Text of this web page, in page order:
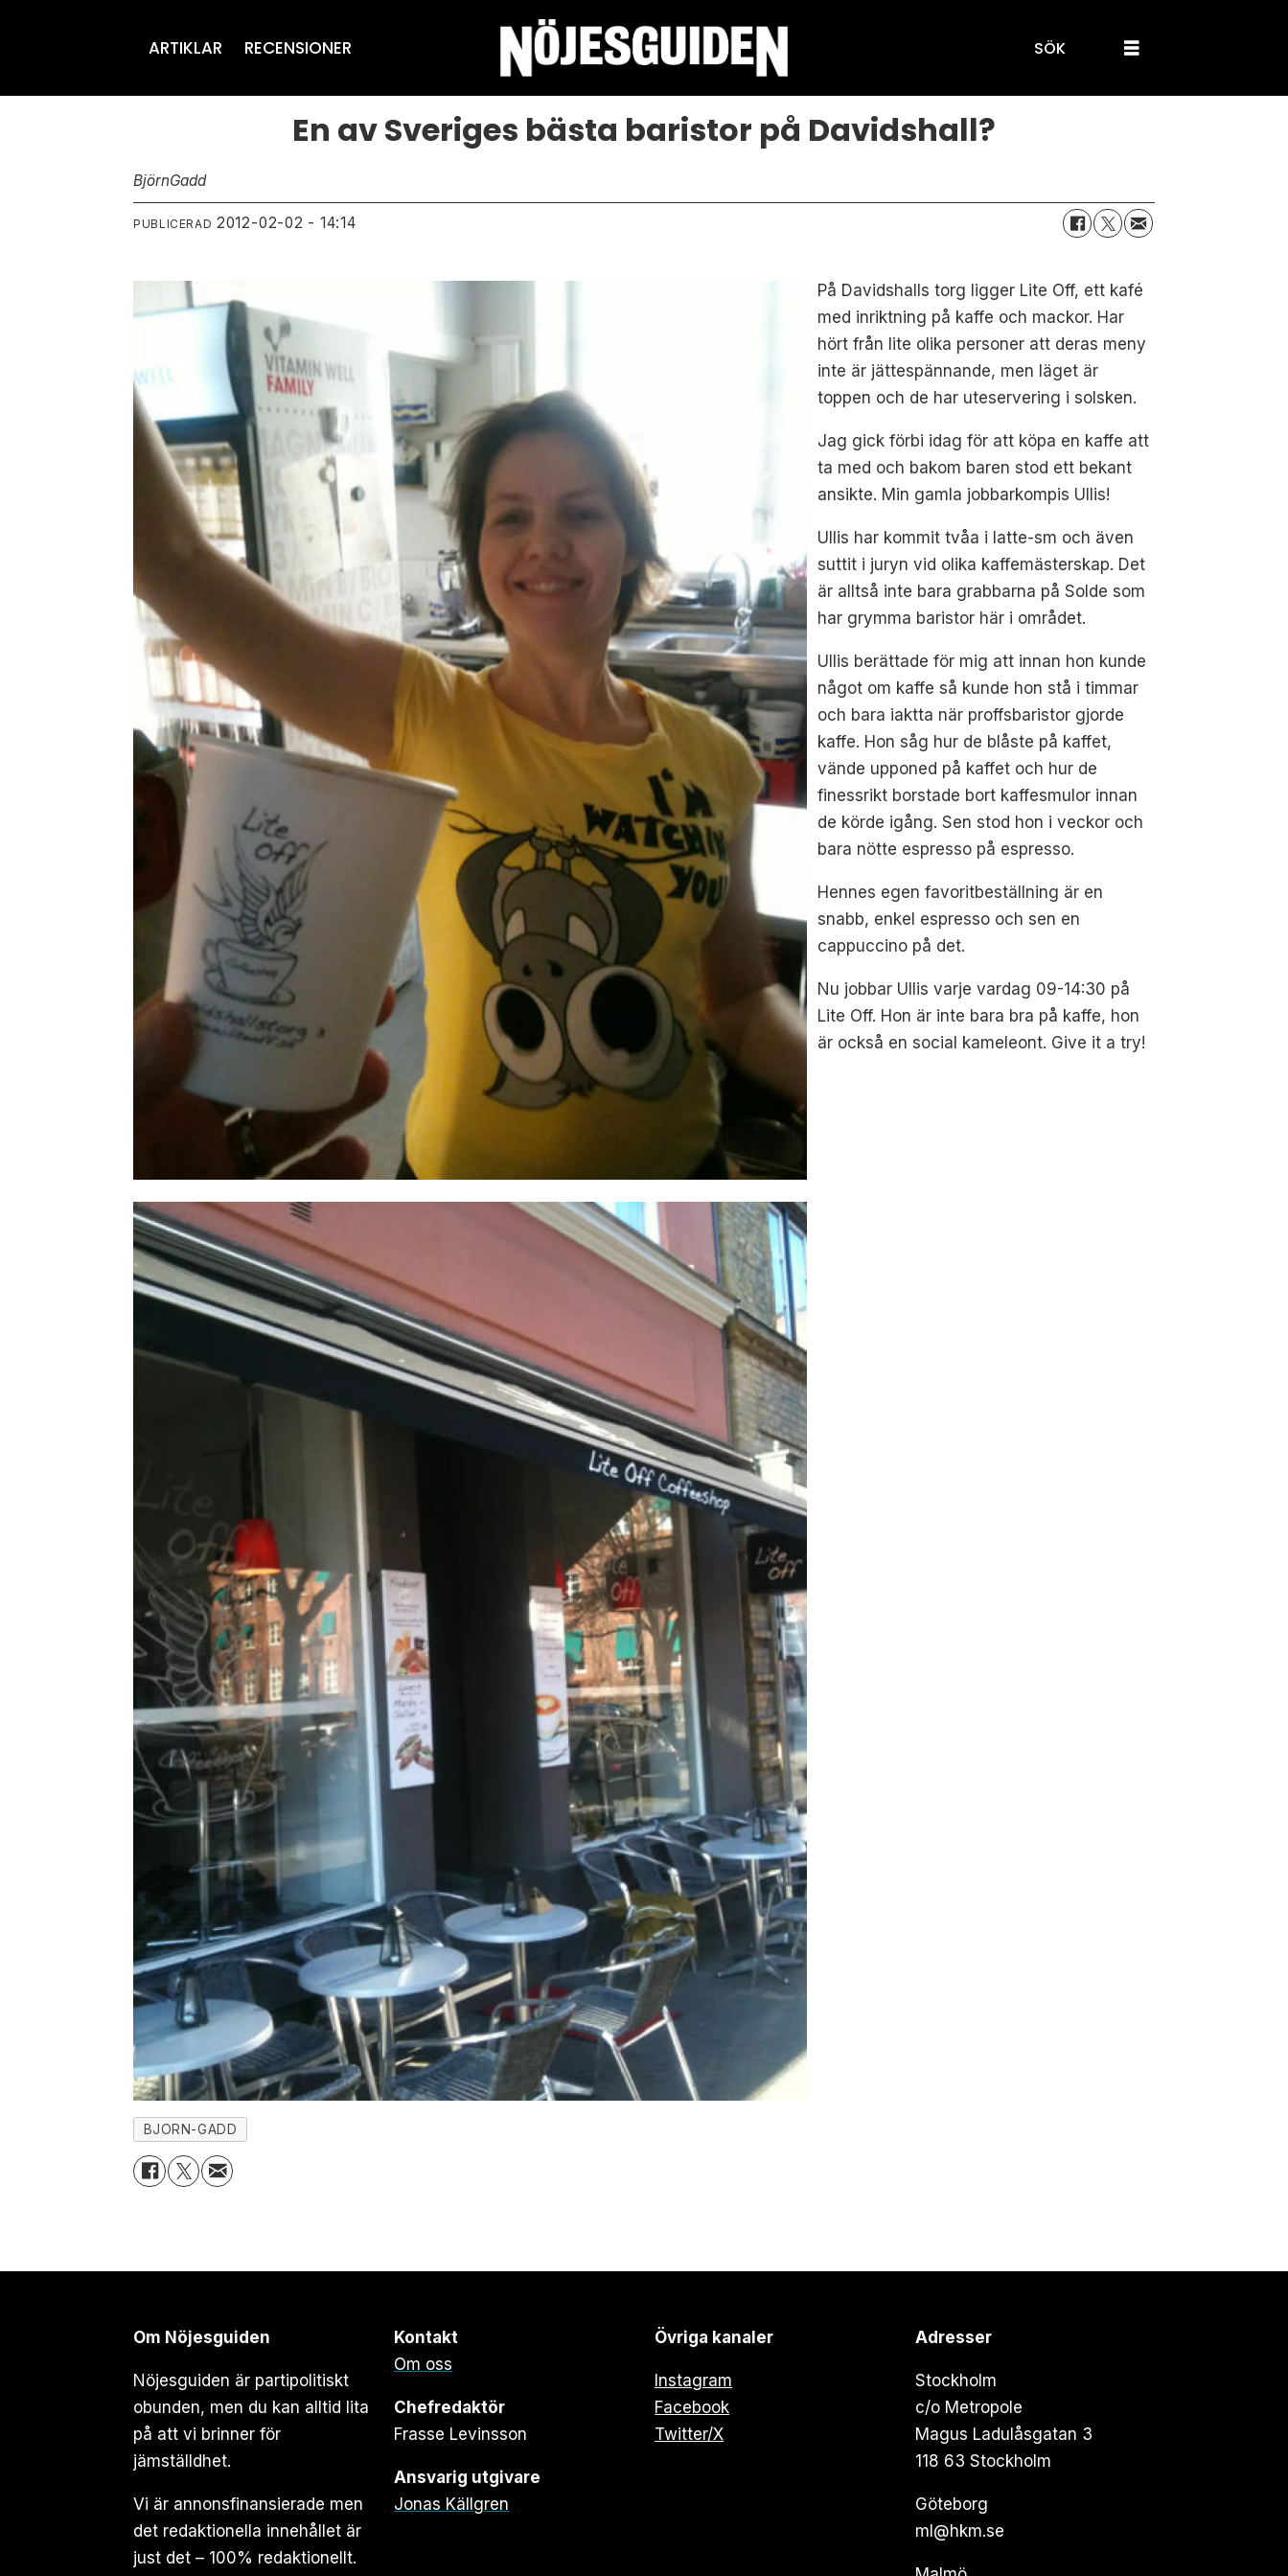
ARTIKLAR RECENSIONER SÖK
En av Sveriges bästa baristor på Davidshall?
BjörnGadd
PUBLICERAD 2012-02-02 - 14:14
På Davidshalls torg ligger Lite Off, ett kafé
med inriktning på kaffe och mackor. Har
hört från lite olika personer att deras meny
inte är jättespännande, men läget är
toppen och de har uteservering i solsken.
Jag gick förbi idag för att köpa en kaffe att
ta med och bakom baren stod ett bekant
ansikte. Min gamla jobbarkompis Ullis!
Ullis har kommit tvåa i latte-sm och även
suttit i juryn vid olika kaffemästerskap. Det
är alltså inte bara grabbarna på Solde som
har grymma baristor här i området.
Ullis berättade för mig att innan hon kunde
något om kaffe så kunde hon stå i timmar
och bara iaktta när proffsbaristor gjorde
kaffe. Hon såg hur de blåste på kaffet,
vände upponed på kaffet och hur de
finessrikt borstade bort kaffesmulor innan
de körde igång. Sen stod hon i veckor och
bara nötte espresso på espresso.
Hennes egen favoritbeställning är en
snabb, enkel espresso och sen en
cappuccino på det.
Nu jobbar Ullis varje vardag 09-14:30 på
Lite Off. Hon är inte bara bra på kaffe, hon
är också en social kameleont. Give it a try!
BJORN-GADD
Om Nöjesguiden
Nöjesguiden är partipolitiskt
obunden, men du kan alltid lita
på att vi brinner för
jämställdhet.
Vi är annonsfinansierade men
det redaktionella innehållet är
just det – 100% redaktionellt.
Kontakt
Om oss
Chefredaktör
Frasse Levinsson
Ansvarig utgivare
Jonas Källgren
Övriga kanaler
Instagram
Facebook
Twitter/X
Adresser
Stockholm
c/o Metropole
Magus Ladulåsgatan 3
118 63 Stockholm
Göteborg
ml@hkm.se